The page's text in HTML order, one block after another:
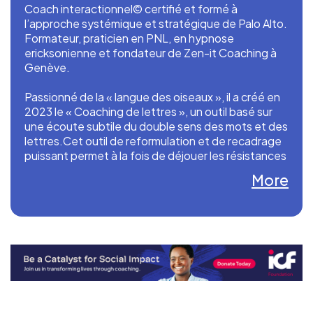
Coach interactionnel© certifié et formé à
l’approche systémique et stratégique de Palo Alto.
Formateur, praticien en PNL, en hypnose
ericksonienne et fondateur de Zen-it Coaching à
Genève.
Passionné de la « langue des oiseaux », il a créé en
2023 le « Coaching de lettres », un outil basé sur
une écoute subtile du double sens des mots et des
lettres.Cet outil de reformulation et de recadrage
puissant permet à la fois de déjouer les résistances
More